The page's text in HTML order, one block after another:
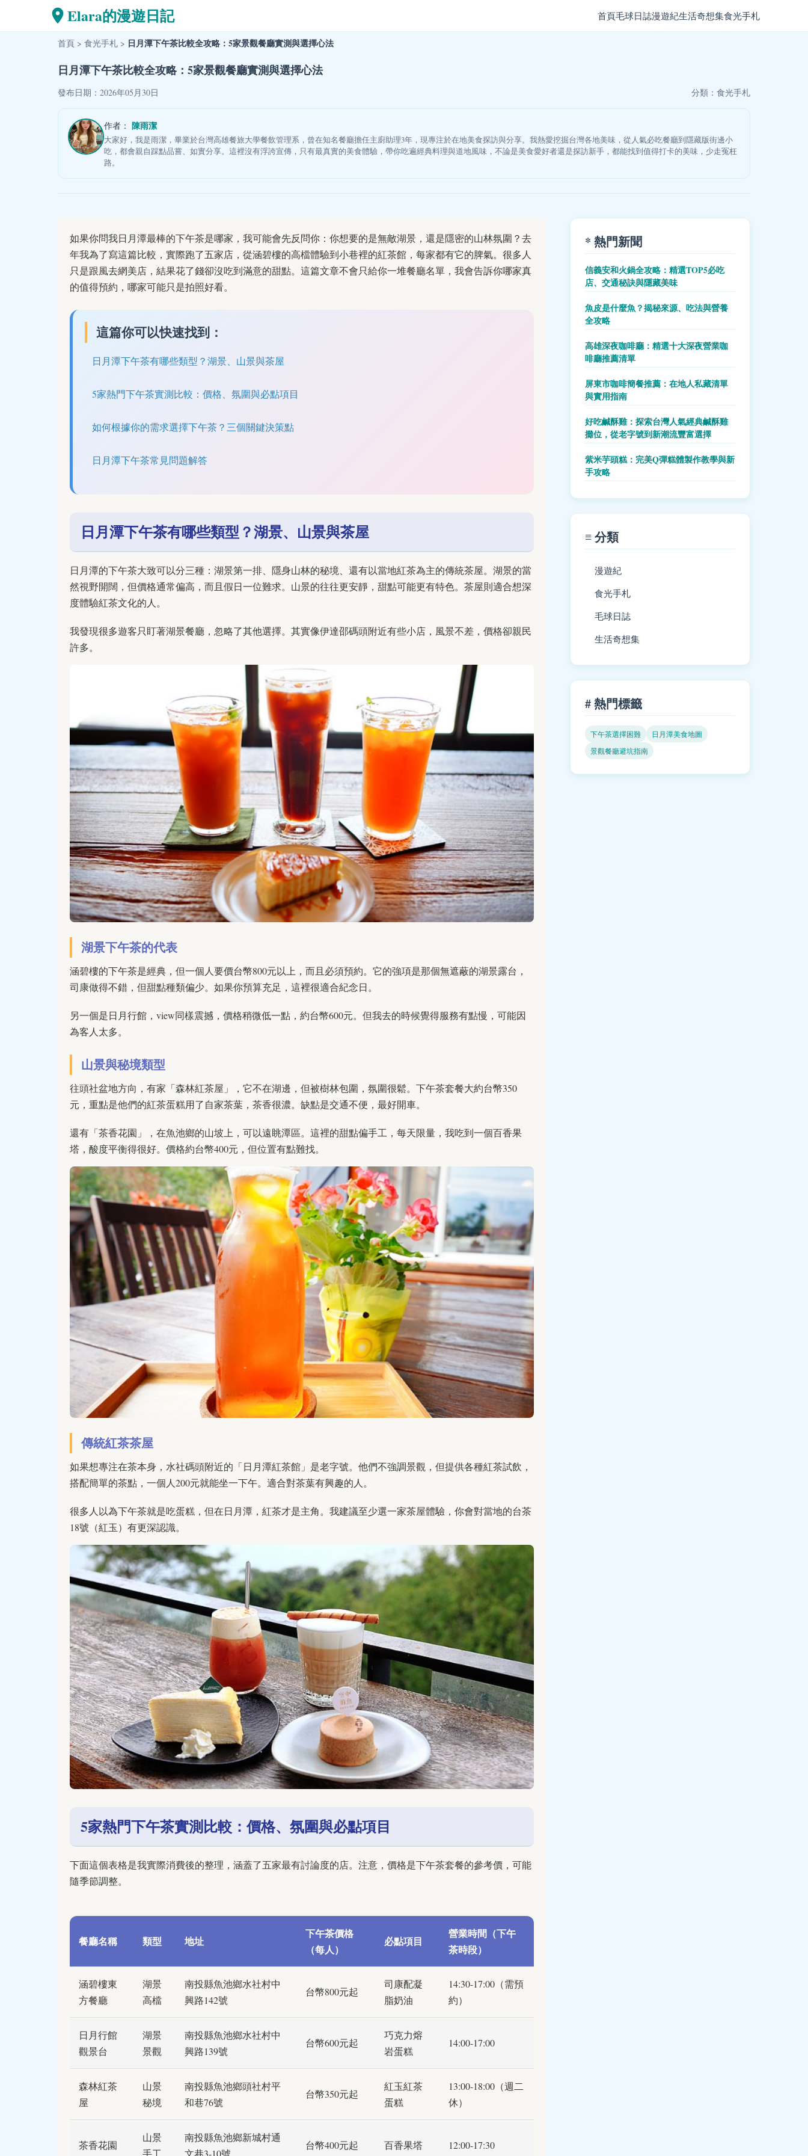
Elara的漫遊日記 首頁毛球日誌漫遊紀生活奇想集食光手札
首頁 > 食光手札 > 日月潭下午茶比較全攻略：5家景觀餐廳實測與選擇心法
日月潭下午茶比較全攻略：5家景觀餐廳實測與選擇心法
發布日期：2026年05月30日 分類： 食光手札
作者： 陳雨潔
大家好，我是雨潔，畢業於台灣高雄餐旅大學餐飲管理系，曾在知名餐廳擔任主廚助理3年，現專注於在地美食探訪與分享。我熱愛挖掘台灣各地美味，從人氣必吃餐廳到隱藏版街邊小
吃，都會親自踩點品嘗、如實分享。這裡沒有浮誇宣傳，只有最真實的美食體驗，帶你吃遍經典料理與道地風味，不論是美食愛好者還是探訪新手，都能找到值得打卡的美味，少走冤枉
路。
如果你問我日月潭最棒的下午茶是哪家，我可能會先反問你：你想要的是無敵湖景，還是隱密的山林氛圍？去
年我為了寫這篇比較，實際跑了五家店，從涵碧樓的高檔體驗到小巷裡的紅茶館，每家都有它的脾氣。很多人
只是跟風去網美店，結果花了錢卻沒吃到滿意的甜點。這篇文章不會只給你一堆餐廳名單，我會告訴你哪家真
的值得預約，哪家可能只是拍照好看。
這篇你可以快速找到：
日月潭下午茶有哪些類型？湖景、山景與茶屋
5家熱門下午茶實測比較：價格、氛圍與必點項目
如何根據你的需求選擇下午茶？三個關鍵決策點
日月潭下午茶常見問題解答
日月潭下午茶有哪些類型？湖景、山景與茶屋
日月潭的下午茶大致可以分三種：湖景第一排、隱身山林的秘境、還有以當地紅茶為主的傳統茶屋。湖景的當
然視野開闊，但價格通常偏高，而且假日一位難求。山景的往往更安靜，甜點可能更有特色。茶屋則適合想深
度體驗紅茶文化的人。
我發現很多遊客只盯著湖景餐廳，忽略了其他選擇。其實像伊達邵碼頭附近有些小店，風景不差，價格卻親民
許多。
湖景下午茶的代表
涵碧樓的下午茶是經典，但一個人要價台幣800元以上，而且必須預約。它的強項是那個無遮蔽的湖景露台，
司康做得不錯，但甜點種類偏少。如果你預算充足，這裡很適合紀念日。
另一個是日月行館，view同樣震撼，價格稍微低一點，約台幣600元。但我去的時候覺得服務有點慢，可能因
為客人太多。
山景與秘境類型
往頭社盆地方向，有家「森林紅茶屋」，它不在湖邊，但被樹林包圍，氛圍很鬆。下午茶套餐大約台幣350
元，重點是他們的紅茶蛋糕用了自家茶葉，茶香很濃。缺點是交通不便，最好開車。
還有「茶香花園」，在魚池鄉的山坡上，可以遠眺潭區。這裡的甜點偏手工，每天限量，我吃到一個百香果
塔，酸度平衡得很好。價格約台幣400元，但位置有點難找。
傳統紅茶茶屋
如果想專注在茶本身，水社碼頭附近的「日月潭紅茶館」是老字號。他們不強調景觀，但提供各種紅茶試飲，
搭配簡單的茶點，一個人200元就能坐一下午。適合對茶葉有興趣的人。
很多人以為下午茶就是吃蛋糕，但在日月潭，紅茶才是主角。我建議至少選一家茶屋體驗，你會對當地的台茶
18號（紅玉）有更深認識。
5家熱門下午茶實測比較：價格、氛圍與必點項目
下面這個表格是我實際消費後的整理，涵蓋了五家最有討論度的店。注意，價格是下午茶套餐的參考價，可能
隨季節調整。
餐廳名稱 類型 地址
下午茶價格
（每人）
必點項目
營業時間（下午
茶時段）
涵碧樓東
方餐廳
湖景
高檔
南投縣魚池鄉水社村中
興路142號
台幣800元起
司康配凝
脂奶油
14:30-17:00（需預
約）
日月行館
觀景台
湖景
景觀
南投縣魚池鄉水社村中
興路139號
台幣600元起
巧克力熔
岩蛋糕
14:00-17:00
森林紅茶
屋
山景
秘境
南投縣魚池鄉頭社村平
和巷76號
台幣350元起
紅玉紅茶
蛋糕
13:00-18:00（週二
休）
茶香花園
山景
手工
南投縣魚池鄉新城村通
文巷3-10號
台幣400元起 百香果塔 12:00-17:30
* 熱門新聞
信義安和火鍋全攻略：精選TOP5必吃
店、交通秘訣與隱藏美味
魚皮是什麼魚？揭秘來源、吃法與營養
全攻略
高雄深夜咖啡廳：精選十大深夜營業咖
啡廳推薦清單
屏東市咖啡簡餐推薦：在地人私藏清單
與實用指南
好吃鹹酥雞：探索台灣人氣經典鹹酥雞
攤位，從老字號到新潮流豐富選擇
紫米芋頭糕：完美Q彈糕體製作教學與新
手攻略
≡ 分類
漫遊紀
食光手札
毛球日誌
生活奇想集
# 熱門標籤
下午茶選擇困難
日月潭美食地圖
景觀餐廳避坑指南